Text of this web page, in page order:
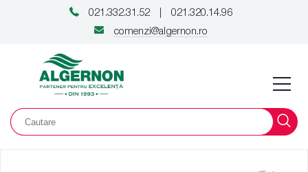
021.332.31.52
021.320.14.96
comenzi@algernon.ro